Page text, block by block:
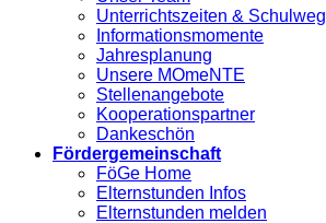
Unterrichtszeiten & Schulweg
Informationsmomente
Jahresplanung
Unsere MOmeNTE
Stellenangebote
Kooperationspartner
Dankeschön
Fördergemeinschaft
FöGe Home
Elternstunden Infos
Elternstunden melden